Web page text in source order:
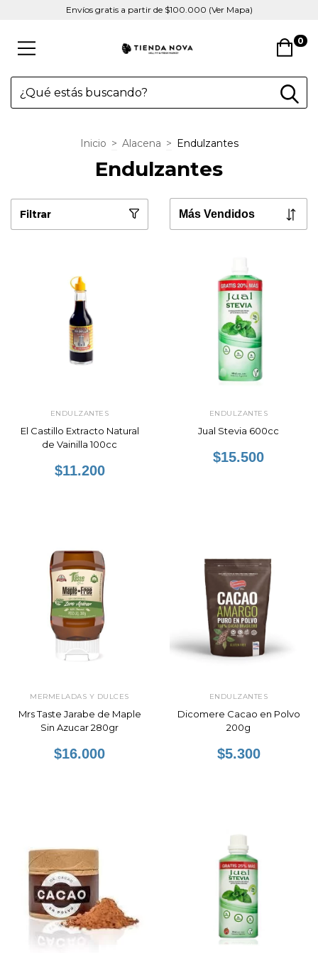
Envíos gratis a partir de $100.000 (Ver Mapa)
0
Inicio > Alacena > Endulzantes
Endulzantes
Filtrar
ENDULZANTES
El Castillo Extracto Natural
de Vainilla 100cc
$11.200
ENDULZANTES
Jual Stevia 600cc
$15.500
MERMELADAS Y DULCES
Mrs Taste Jarabe de Maple
Sin Azucar 280gr
$16.000
ENDULZANTES
Dicomere Cacao en Polvo
200g
$5.300